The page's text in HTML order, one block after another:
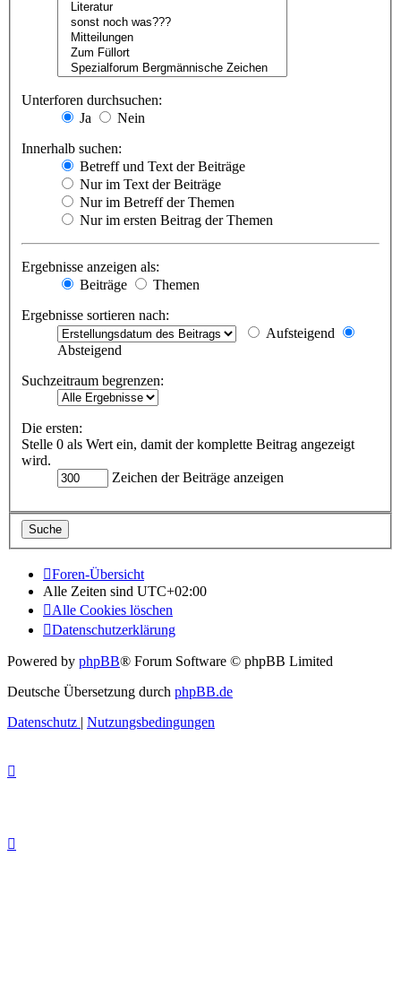
Unterforen durchsuchen:
Ja
Nein
Innerhalb suchen:
Betreff und Text der Beiträge
Nur im Text der Beiträge
Nur im Betreff der Themen
Nur im ersten Beitrag der Themen
Ergebnisse anzeigen als:
Beiträge
Themen
Ergebnisse sortieren nach:
Aufsteigend
Absteigend
Suchzeitraum begrenzen:
Die ersten:
Stelle 0 als Wert ein, damit der komplette Beitrag angezeigt
wird.
Zeichen der Beiträge anzeigen
Foren-Übersicht
Alle Zeiten sind UTC+02:00
Alle Cookies löschen
Datenschutzerklärung
Powered by phpBB® Forum Software © phpBB Limited
Deutsche Übersetzung durch phpBB.de
Datenschutz | Nutzungsbedingungen